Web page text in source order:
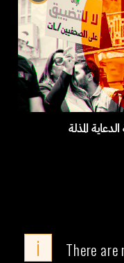
المذلة
i There are